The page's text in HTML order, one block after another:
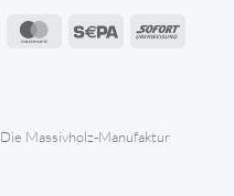
American
MasterCardSepa Sofort
Die Massivholz-Manufaktur